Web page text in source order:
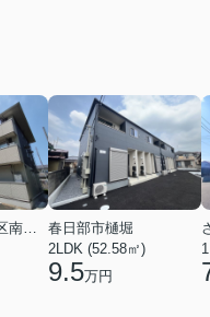
春日部市樋堀
2LDK (52.58㎡)
9.5万円